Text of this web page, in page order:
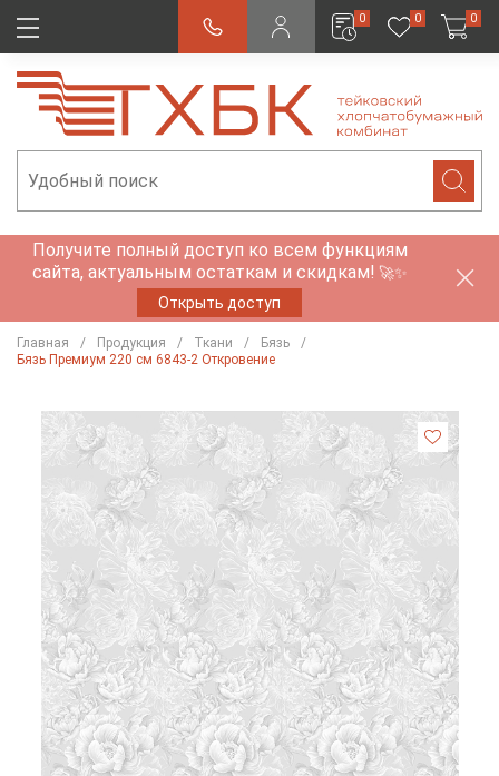
0 0 0
Получите полный доступ ко всем функциям
сайта, актуальным остаткам и скидкам! 🚀✨
Открыть доступ
Главная Продукция Ткани
Бязь
Бязь Премиум 220 см 6843-2 Откровение